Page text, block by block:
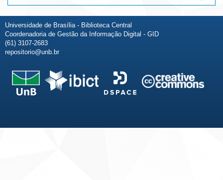
Universidade de Brasília - Biblioteca Central
Coordenadoria de Gestão da Informação Digital - GID
(61) 3107-2683
repositorio@unb.br